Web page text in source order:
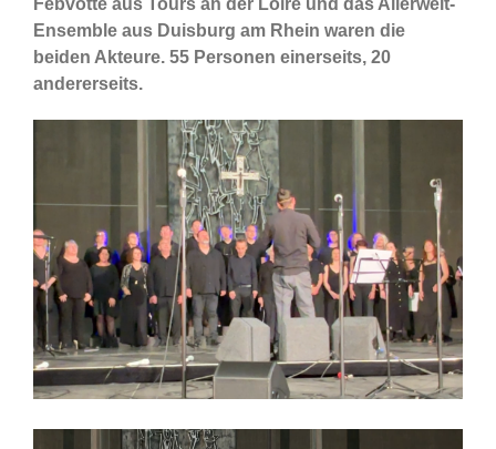
Ensemble aus Duisburg am Rhein waren die
beiden Akteure. 55 Personen einerseits, 20
andererseits.